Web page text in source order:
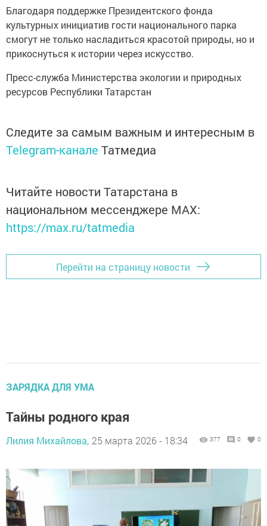
Благодаря поддержке Президентского фонда
культурных инициатив гости национального парка
смогут не только насладиться красотой природы, но и
прикоснуться к истории через искусство.
Пресс-служба Министерства экологии и природных
ресурсов Республики Татарстан
Следите за самым важным и интересным в
Telegram-канале Татмедиа
Читайте новости Татарстана в
национальном мессенджере MАХ:
https://max.ru/tatmedia
Перейти на страницу новости
ЗАРЯДКА ДЛЯ УМА
Тайны родного края
Лилия Михайлова, 25 марта 2026 - 18:34 377 0 0